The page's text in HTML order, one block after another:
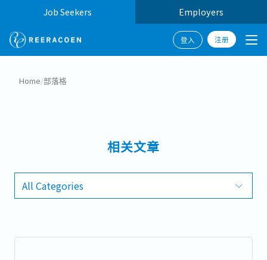
Job Seekers Employers
登入 注册
Home/部落格
相关文章
All Categories